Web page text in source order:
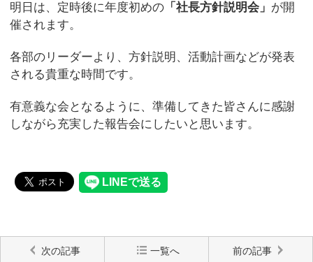
明日は、定時後に年度初めの 「社長方針説明会」 が開
催されます。
各部のリーダーより、方針説明、活動計画などが発表
される貴重な時間です。
有意義な会となるように、準備してきた皆さんに感謝
しながら充実した報告会にしたいと思います。
次の記事 一覧へ 前の記事